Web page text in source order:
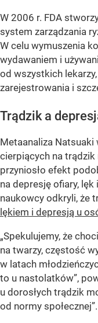
W 2006 r. FDA
system zarządzania
W celu wymuszenia
wydawaniem i
od wszystkich
zarejestrowania i
Trądzik a
Metaanaliza Natsuaki
cierpiących na trądzik
przyniosło efekt
na depresję ofiary,
naukowcy odkryli, że
lękiem i depresją u
„Spekulujemy, że
na twarzy, częstość
w latach
to u nastolatków”,
u dorosłych trądzik
od normy społecznej”.